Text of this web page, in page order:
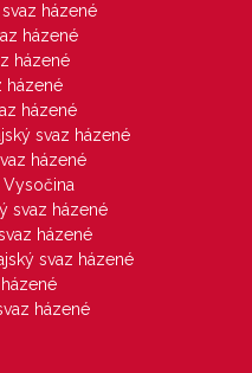
házené
házené
házené
házené
házené
svaz házené
házené
Vysočina
svaz házené
házené
svaz házené
házené